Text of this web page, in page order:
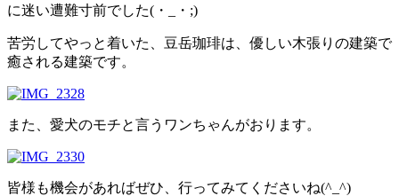
に迷い遭難寸前でした(・_・;)
苦労してやっと着いた、豆岳珈琲は、優しい木張りの建築で
癒される建築です。
また、愛犬のモチと言うワンちゃんがおります。
皆様も機会があればぜひ、行ってみてくださいね(^_^)